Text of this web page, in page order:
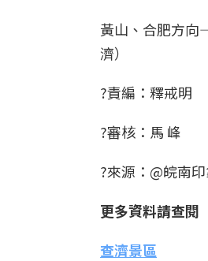
黃山、合肥方
濟）
?責編：釋戒明
?審核：馬 峰
?來源：@皖南
更多資料請查閱
查濟景區